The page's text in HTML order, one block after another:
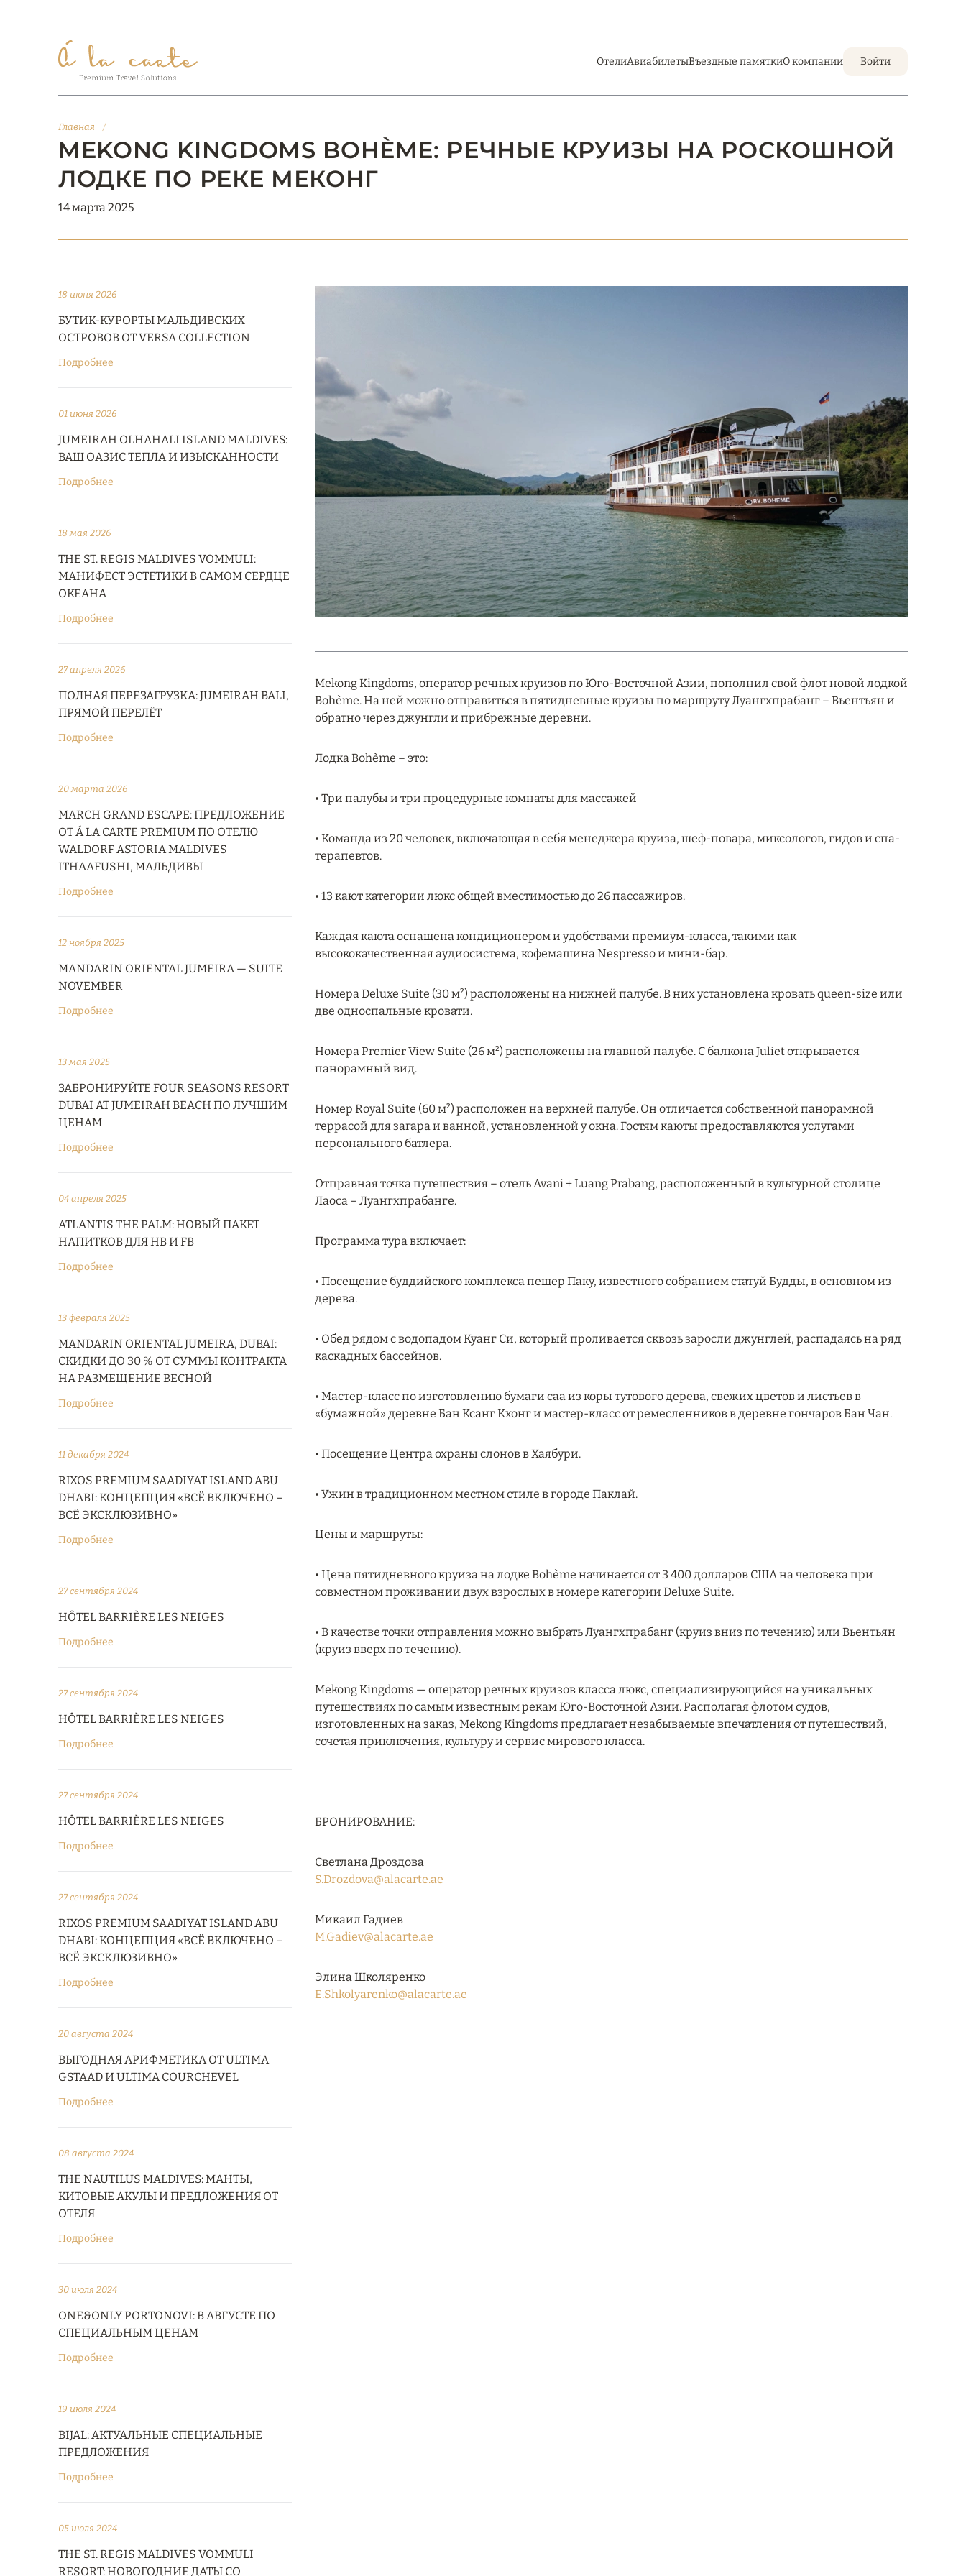
ОтелиАвиабилетыВъездные памяткиО компании Войти
Главная /
MEKONG KINGDOMS BOHÈME: РЕЧНЫЕ КРУИЗЫ НА РОСКОШНОЙ
ЛОДКЕ ПО РЕКЕ МЕКОНГ
14 марта 2025
18 июня 2026
БУТИК-КУРОРТЫ МАЛЬДИВСКИХ
ОСТРОВОВ ОТ VERSA COLLECTION
Подробнее
01 июня 2026
JUMEIRAH OLHAHALI ISLAND MALDIVES:
ВАШ ОАЗИС ТЕПЛА И ИЗЫСКАННОСТИ
Подробнее
18 мая 2026
THE ST. REGIS MALDIVES VOMMULI:
МАНИФЕСТ ЭСТЕТИКИ В САМОМ СЕРДЦЕ
ОКЕАНА
Подробнее
27 апреля 2026
ПОЛНАЯ ПЕРЕЗАГРУЗКА: JUMEIRAH BALI,
ПРЯМОЙ ПЕРЕЛЁТ
Подробнее
20 марта 2026
MARCH GRAND ESCAPE: ПРЕДЛОЖЕНИЕ
ОТ Á LA CARTE PREMIUM ПО ОТЕЛЮ
WALDORF ASTORIA MALDIVES
ITHAAFUSHI, МАЛЬДИВЫ
Подробнее
12 ноября 2025
MANDARIN ORIENTAL JUMEIRA — SUITE
NOVEMBER
Подробнее
13 мая 2025
ЗАБРОНИРУЙТЕ FOUR SEASONS RESORT
DUBAI AT JUMEIRAH BEACH ПО ЛУЧШИМ
ЦЕНАМ
Подробнее
04 апреля 2025
ATLANTIS THE PALM: НОВЫЙ ПАКЕТ
НАПИТКОВ ДЛЯ HB И FB
Подробнее
13 февраля 2025
MANDARIN ORIENTAL JUMEIRA, DUBAI:
СКИДКИ ДО 30 % ОТ СУММЫ КОНТРАКТА
НА РАЗМЕЩЕНИЕ ВЕСНОЙ
Подробнее
11 декабря 2024
RIXOS PREMIUM SAADIYAT ISLAND ABU
DHABI: КОНЦЕПЦИЯ «ВСЁ ВКЛЮЧЕНО –
ВСЁ ЭКСКЛЮЗИВНО»
Подробнее
27 сентября 2024
HÔTEL BARRIÈRE LES NEIGES
Подробнее
27 сентября 2024
HÔTEL BARRIÈRE LES NEIGES
Подробнее
27 сентября 2024
HÔTEL BARRIÈRE LES NEIGES
Подробнее
27 сентября 2024
RIXOS PREMIUM SAADIYAT ISLAND ABU
DHABI: КОНЦЕПЦИЯ «ВСЁ ВКЛЮЧЕНО –
ВСЁ ЭКСКЛЮЗИВНО»
Подробнее
20 августа 2024
ВЫГОДНАЯ АРИФМЕТИКА ОТ ULTIMA
GSTAAD И ULTIMA COURCHEVEL
Подробнее
08 августа 2024
THE NAUTILUS MALDIVES: МАНТЫ,
КИТОВЫЕ АКУЛЫ И ПРЕДЛОЖЕНИЯ ОТ
ОТЕЛЯ
Подробнее
30 июля 2024
ONE&ONLY PORTONOVI: В АВГУСТЕ ПО
СПЕЦИАЛЬНЫМ ЦЕНАМ
Подробнее
19 июля 2024
BIJAL: АКТУАЛЬНЫЕ СПЕЦИАЛЬНЫЕ
ПРЕДЛОЖЕНИЯ
Подробнее
05 июля 2024
THE ST. REGIS MALDIVES VOMMULI
RESORT: НОВОГОДНИЕ ДАТЫ СО
Mekong Kingdoms, оператор речных круизов по Юго-Восточной Азии, пополнил свой флот новой лодкой
Bohème. На ней можно отправиться в пятидневные круизы по маршруту Луангхпрабанг – Вьентьян и
обратно через джунгли и прибрежные деревни.
Лодка Bohème – это:
• Три палубы и три процедурные комнаты для массажей
• Команда из 20 человек, включающая в себя менеджера круиза, шеф-повара, миксологов, гидов и спа-
терапевтов.
• 13 кают категории люкс общей вместимостью до 26 пассажиров.
Каждая каюта оснащена кондиционером и удобствами премиум-класса, такими как
высококачественная аудиосистема, кофемашина Nespresso и мини-бар.
Номера Deluxe Suite (30 м²) расположены на нижней палубе. В них установлена кровать queen-size или
две односпальные кровати.
Номера Premier View Suite (26 м²) расположены на главной палубе. С балкона Juliet открывается
панорамный вид.
Номер Royal Suite (60 м²) расположен на верхней палубе. Он отличается собственной панорамной
террасой для загара и ванной, установленной у окна. Гостям каюты предоставляются услугами
персонального батлера.
Отправная точка путешествия – отель Avani + Luang Prabang, расположенный в культурной столице
Лаоса – Луангхпрабанге.
Программа тура включает:
• Посещение буддийского комплекса пещер Паку, известного собранием статуй Будды, в основном из
дерева.
• Обед рядом с водопадом Куанг Си, который проливается сквозь заросли джунглей, распадаясь на ряд
каскадных бассейнов.
• Мастер-класс по изготовлению бумаги саа из коры тутового дерева, свежих цветов и листьев в
«бумажной» деревне Бан Ксанг Кхонг и мастер-класс от ремесленников в деревне гончаров Бан Чан.
• Посещение Центра охраны слонов в Хаябури.
• Ужин в традиционном местном стиле в городе Паклай.
Цены и маршруты:
• Цена пятидневного круиза на лодке Bohème начинается от 3 400 долларов США на человека при
совместном проживании двух взрослых в номере категории Deluxe Suite.
• В качестве точки отправления можно выбрать Луангхпрабанг (круиз вниз по течению) или Вьентьян
(круиз вверх по течению).
Mekong Kingdoms — оператор речных круизов класса люкс, специализирующийся на уникальных
путешествиях по самым известным рекам Юго-Восточной Азии. Располагая флотом судов,
изготовленных на заказ, Mekong Kingdoms предлагает незабываемые впечатления от путешествий,
сочетая приключения, культуру и сервис мирового класса.
БРОНИРОВАНИЕ:
Светлана Дроздова
S.Drozdova@alacarte.ae
Микаил Гадиев
M.Gadiev@alacarte.ae
Элина Школяренко
E.Shkolyarenko@alacarte.ae